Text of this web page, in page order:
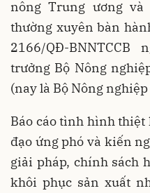
nông Trung ương
thường xuyên bàn
2166/QĐ-
trưởng Bộ Nông
(nay là Bộ Nông
Báo cáo tình hình thiệt
đạo ứng phó và kiến
giải pháp, chính sách
khôi phục sản xuất